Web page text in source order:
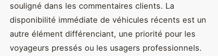
souligné dans les commentaires clients. La
disponibilité immédiate de véhicules récents est un
autre élément différenciant, une priorité pour les
voyageurs pressés ou les usagers professionnels.